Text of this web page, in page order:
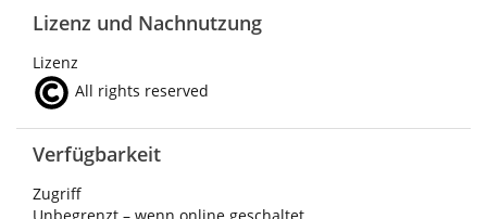
Lizenz und Nachnutzung
Lizenz
All rights reserved
Verfügbarkeit
Zugriff